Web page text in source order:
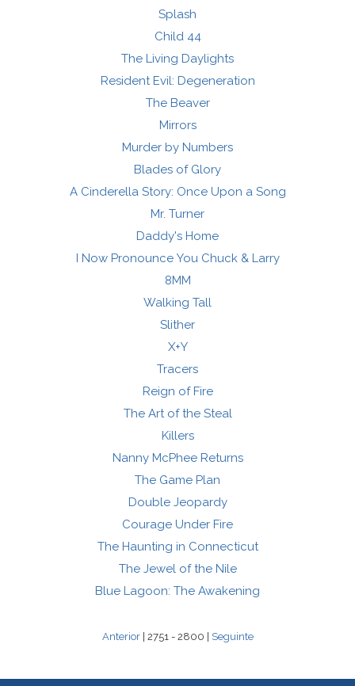
Splash
Child 44
The Living Daylights
Resident Evil: Degeneration
The Beaver
Mirrors
Murder by Numbers
Blades of Glory
A Cinderella Story: Once Upon a Song
Mr. Turner
Daddy's Home
I Now Pronounce You Chuck & Larry
8MM
Walking Tall
Slither
X+Y
Tracers
Reign of Fire
The Art of the Steal
Killers
Nanny McPhee Returns
The Game Plan
Double Jeopardy
Courage Under Fire
The Haunting in Connecticut
The Jewel of the Nile
Blue Lagoon: The Awakening
Anterior| 2751 - 2800 | Seguinte